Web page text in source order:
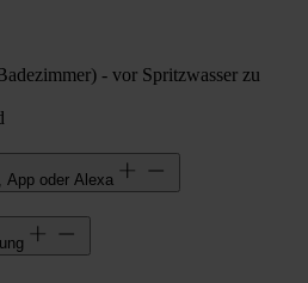
- vor Spritzwasser zu
App oder Alexa